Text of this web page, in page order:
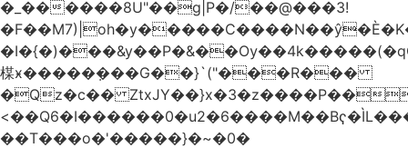
�_������8U"��g|P�/��@���3!
楳ӿ�����ܼ���G��}`("���R���
�Qz�c�� ZtxJY��}x�3�z����P��
��T���o�'�����}�~�0�